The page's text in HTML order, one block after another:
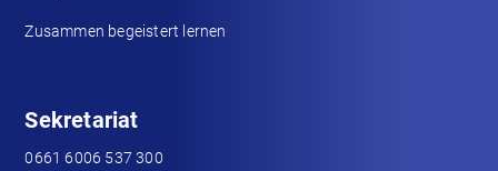
Zusammen begeistert lernen
Sekretariat
0661 6006 537 300